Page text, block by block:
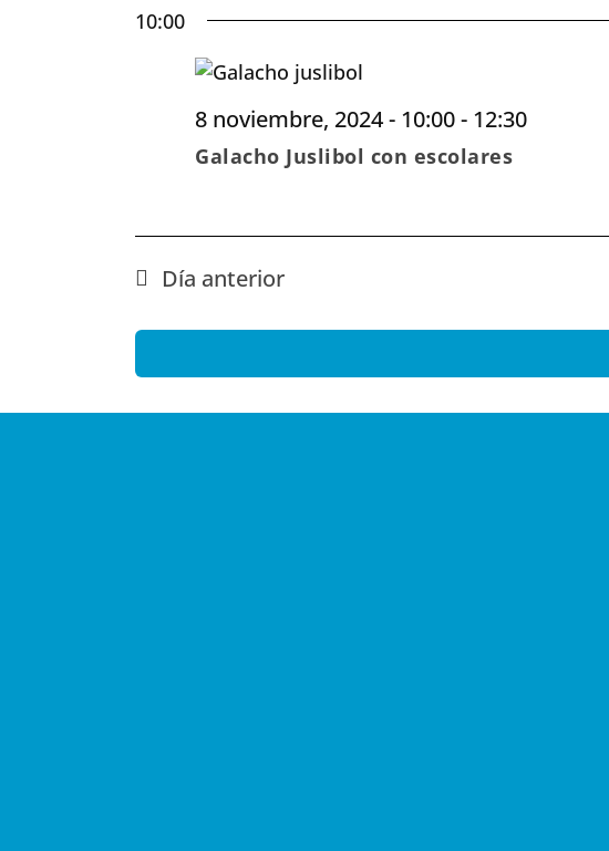
10:00
8 noviembre, 2024 - 10:00- 12:30
Galacho Juslibol con escolares
Día anterior